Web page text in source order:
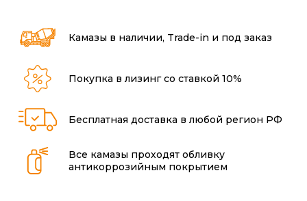
Камазы в наличии, Trade-in и под заказ
Покупка в лизинг со ставкой 10%
Бесплатная доставка в любой регион РФ
Все камазы проходят обливку
антикоррозийным покрытием